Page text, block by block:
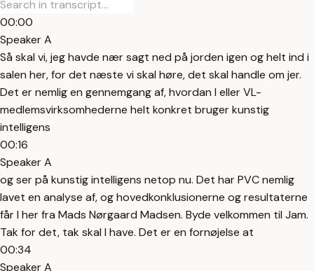
00:00
Speaker A
Så skal vi, jeg havde nær sagt ned på jorden igen og helt ind i
salen her, for det næste vi skal høre, det skal handle om jer.
Det er nemlig en gennemgang af, hvordan I eller VL-
medlemsvirksomhederne helt konkret bruger kunstig
intelligens
00:16
Speaker A
og ser på kunstig intelligens netop nu. Det har PVC nemlig
lavet en analyse af, og hovedkonklusionerne og resultaterne
får I her fra Mads Nørgaard Madsen. Byde velkommen til Jam.
Tak for det, tak skal I have. Det er en fornøjelse at
00:34
Speaker A